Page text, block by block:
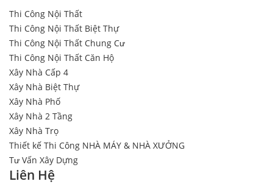
Thi Công Nội Thất
Thi Công Nội Thất Biệt Thự
Thi Công Nội Thất Chung Cư
Thi Công Nội Thất Căn Hộ
Xây Nhà Cấp 4
Xây Nhà Biệt Thự
Xây Nhà Phố
Xây Nhà 2 Tầng
Xây Nhà Trọ
Thiết kế Thi Công NHÀ MÁY & NHÀ XƯỞNG
Tư Vấn Xây Dựng
Liên Hệ